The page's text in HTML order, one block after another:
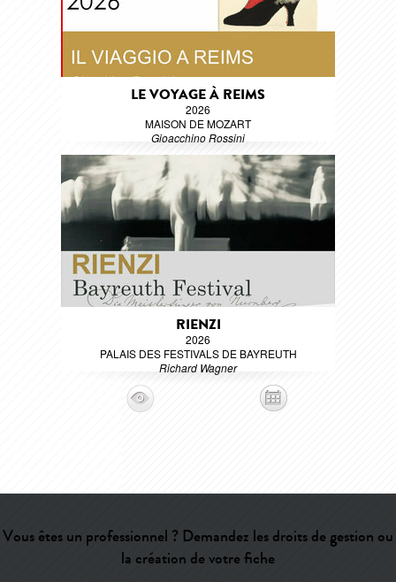
LE VOYAGE À REIMS
2026
MAISON DE MOZART
Gioacchino Rossini
RIENZI
2026
PALAIS DES FESTIVALS DE BAYREUTH
Richard Wagner
Vous êtes un professionnel ? Demandez les droits de gestion ou
la création de votre fiche